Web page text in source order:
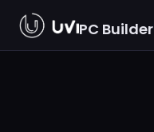
PC Builder